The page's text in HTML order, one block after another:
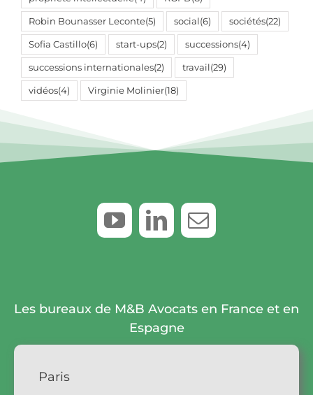
Robin Bounasser Leconte(5) social(6) sociétés(22)
Sofia Castillo(6) start-ups(2) successions(4)
successions internationales(2) travail(29)
vidéos(4) Virginie Molinier(18)
Les bureaux de M&B Avocats en France et en
Espagne
Paris